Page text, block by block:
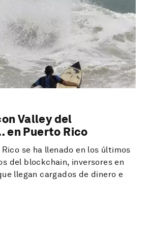
Valley del
Puerto Rico
se ha llenado en los últimos
del blockchain, inversores en
llegan cargados de dinero e